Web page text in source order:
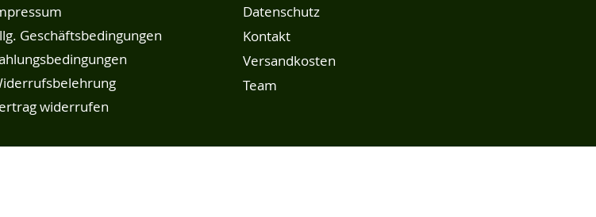
Geschäftsbedingungen
widerrufen
Datenschutz
Kontakt
Versandkosten
Team